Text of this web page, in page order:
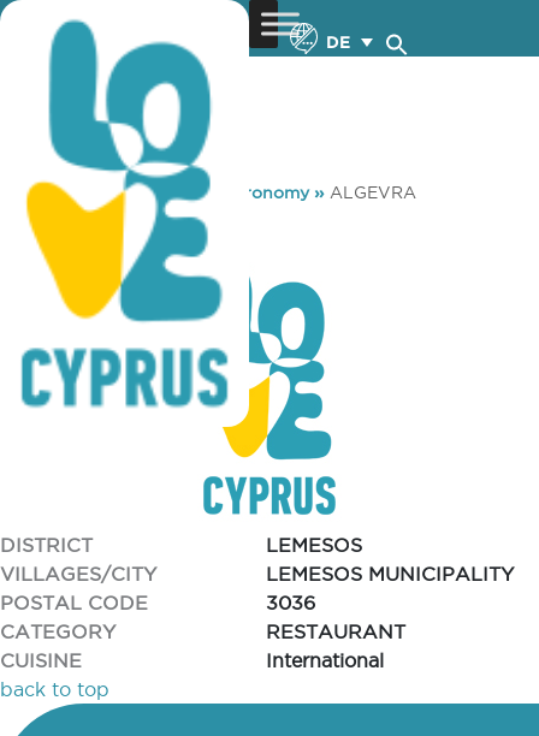
DE
You are here: Home »Gastronomy» ALGEVRA
ALGEVRA
DISTRICT
LEMESOS
VILLAGES/CITY
LEMESOS MUNICIPALITY
POSTAL CODE
3036
CATEGORY
RESTAURANT
CUISINE
International
back to top